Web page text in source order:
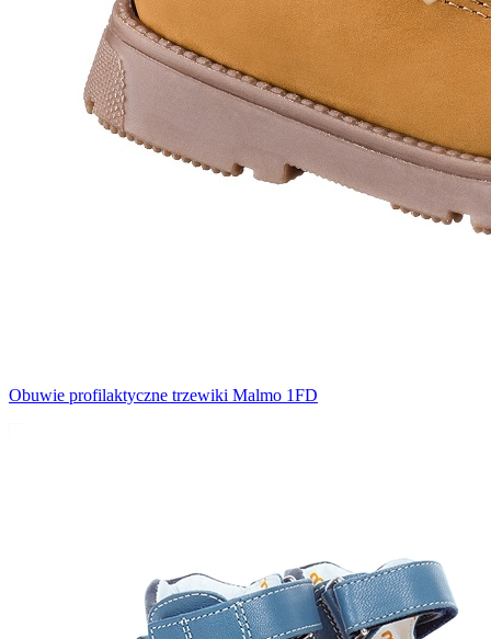
Obuwie profilaktyczne trzewiki Malmo 1FD